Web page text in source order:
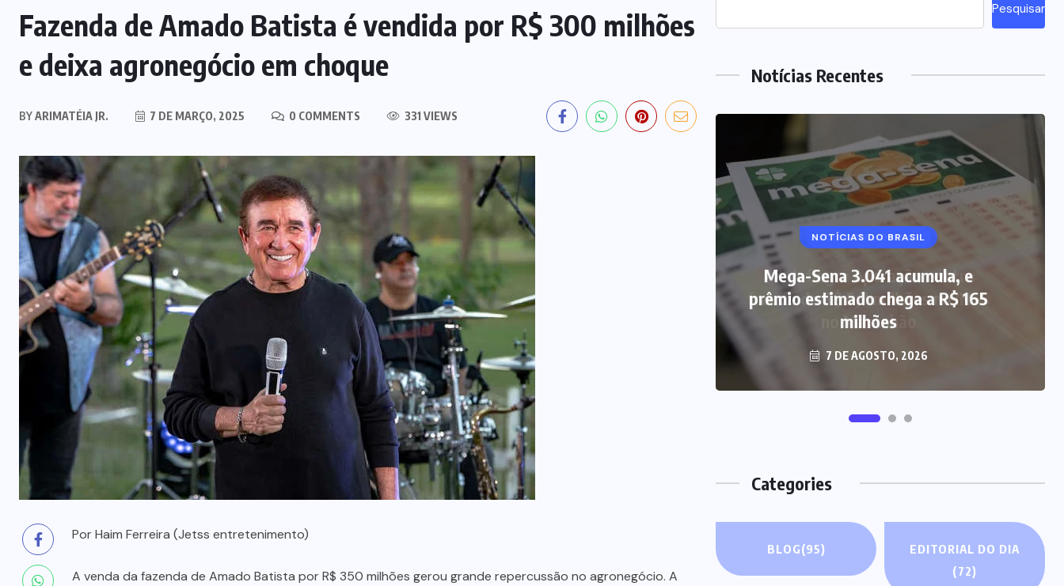
Fazenda de Amado Batista é vendida por R$ 300 milhões
e deixa agronegócio em choque
BYARIMATÉIA JR. 7 DE MARÇO, 2025 0 COMMENTS 331 VIEWS
Por Haim Ferreira (Jetss entretenimento)
A venda da fazenda de Amado Batista por R$ 350 milhões gerou grande repercussão no agronegócio. A
Pesquisar
Notícias Recentes
MARANHÃO POLÍCIA
Mulher joga drogas no vaso
sanitário; polícia apreende 3 kg e
prende mãe e filho
7 DE AGOSTO, 2026
EDITORIAL DO DIA
PF deflagra operação contra
fraude de R$ 5,7 milhões no INSS
no Maranhão
7 DE AGOSTO, 2026
NOTÍCIAS DO BRASIL
Mega-Sena 3.041 acumula, e
prêmio estimado chega a R$ 165
milhões
7 DE AGOSTO, 2026
Categories
BLOG(95)
EDITORIAL DO DIA
(72)